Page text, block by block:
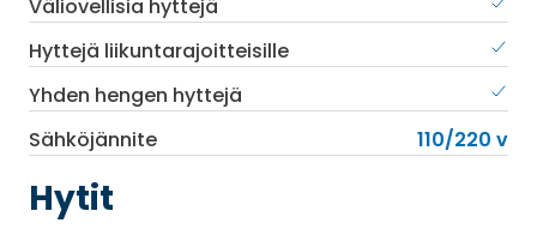
Väliovellisia hyttejä
Hyttejä liikuntarajoitteisille
Yhden hengen hyttejä
Sähköjännite
110/220 v
Hytit